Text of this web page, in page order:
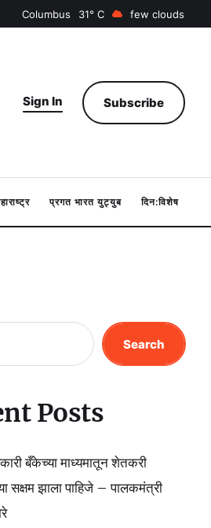
Columbus 31 few clouds
Sign In Subscribe
प्रगत भारत युट्युब दिन:विशेष
Search
Posts
बँकेच्या माध्यमातून शेतकरी
सक्षम झाला पाहिजे – पालकमंत्री